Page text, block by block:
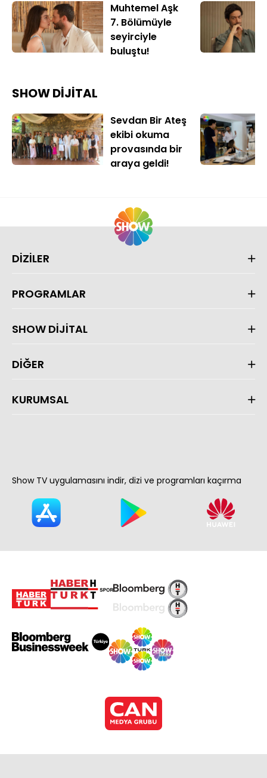
Muhtemel Aşk
7. Bölümüyle
seyirciyle
buluştu!
SHOW DİJİTAL
Sevdan Bir Ateş
ekibi okuma
provasında bir
araya geldi!
DİZİLER
PROGRAMLAR
SHOW DİJİTAL
DİĞER
KURUMSAL
Show TV uygulamasını indir, dizi ve programları kaçırma